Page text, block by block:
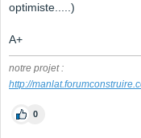
optimiste.....)
A+
notre projet :
http://
0